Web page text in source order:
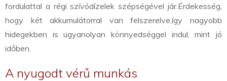
fordulattal a régi szívódízelek szépségével jár.Érdekesség,
hogy két akkumulátorral van felszerelve,így nagyobb
hidegekben is ugyanolyan könnyedséggel indul, mint jó
időben.
A nyugodt vérű munkás